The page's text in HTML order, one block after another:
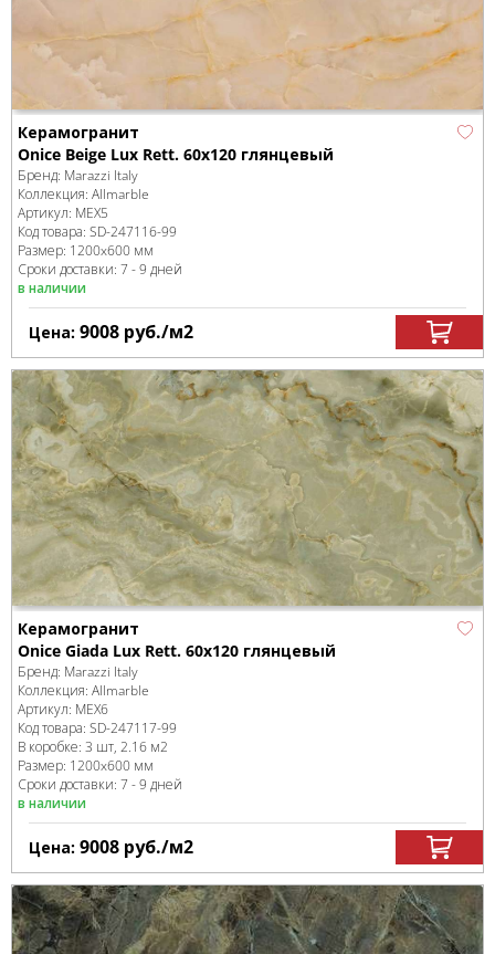
Керамогранит
Onice Beige Lux Rett. 60x120 глянцевый
Бренд: Marazzi Italy
Коллекция: Allmarble
Артикул: MEX5
Код товара: SD-247116-99
Размер: 1200x600 мм
Сроки доставки: 7 - 9 дней
в наличии
Цена: 9008 руб./м2
Керамогранит
Onice Giada Lux Rett. 60x120 глянцевый
Бренд: Marazzi Italy
Коллекция: Allmarble
Артикул: MEX6
Код товара: SD-247117-99
В коробке: 3 шт, 2.16 м2
Размер: 1200x600 мм
Сроки доставки: 7 - 9 дней
в наличии
Цена: 9008 руб./м2